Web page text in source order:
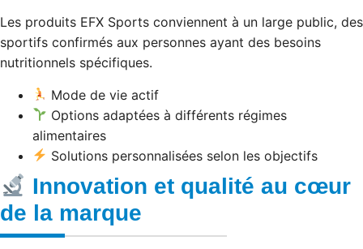
Les produits EFX Sports conviennent à un large public, des
sportifs confirmés aux personnes ayant des besoins
nutritionnels spécifiques.
Mode de vie actif
Options adaptées à différents régimes
alimentaires
Solutions personnalisées selon les objectifs
Innovation et qualité au cœur
de la marque